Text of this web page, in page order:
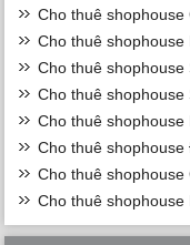
Cho thuê
Cho thuê
Cho thuê
Cho thuê
Cho thuê
Cho thuê
Cho thuê
Cho thuê